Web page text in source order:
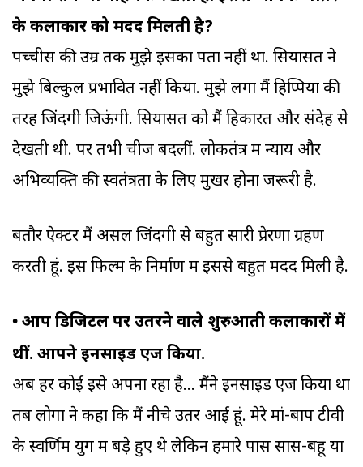
के कलाकार को मदद मिलती है?
पच्चीस की उम्र तक मुझे इसका पता नहीं था. सियासत ने
मुझे बिल्कुल प्रभावित नहीं किया. मुझे लगा मैं हिप्पियों की
तरह ‌जिंदगी जिऊंगी. सियासत को मैं हिकारत और संदेह से
देखती थी. पर तभी चीजें बदलीं. लोकतंत्र में न्याय और
अभिव्यक्ति की स्वतंत्रता के लिए मुखर होना जरूरी है.
बतौर ऐक्टर मैं असल जिंदगी से बहुत सारी प्रेरणा ग्रहण
करती हूं. इस फिल्म के निर्माण में इससे बहुत मदद मिली है.
• आप डिजिटल पर उतरने वाले शुरुआती कलाकारों में
थीं. आपने इनसाइड एज किया.
अब हर कोई इसे अपना रहा है... मैंने इनसाइड एज किया था
तब लोगों ने कहा कि मैं नीचे उतर आई हूं. मेरे मां-बाप टीवी
के स्वर्णिम युग में बड़े हुए थे लेकिन हमारे पास सास-बहू या